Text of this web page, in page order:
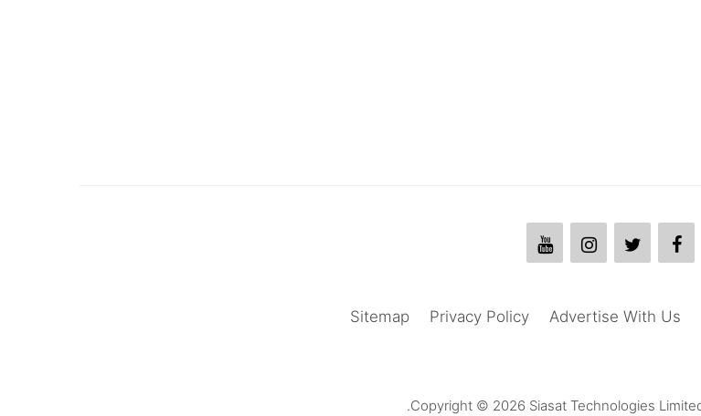
Advertise With Us
Privacy Policy
Sitemap
Copyright © 2026 Siasat Technologies